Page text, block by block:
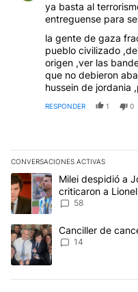
ya basta al
entreguense para
la gente de gaza
pueblo civilizado
origen ,ver las
que no debieron
hussein de jordania
RESPONDER 1 0
CONVERSACIONES ACTIVAS
Este listado muestra los
Un artículo de tendencia
Milei despidió a
criticaron a
anti-Messi”
58
Un artículo de tendencia
Canciller de
14